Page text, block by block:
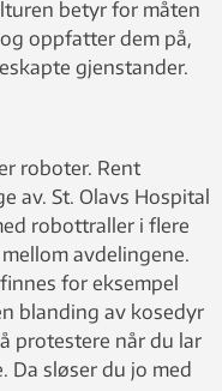
betyr for måten
oppfatter dem på,
gjenstander.
roboter. Rent
av. St. Olavs Hospital
robottraller i flere
avdelingene.
for eksempel
blanding av kosedyr
protestere når du lar
Da sløser du jo med